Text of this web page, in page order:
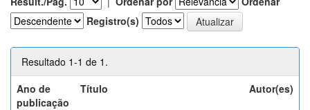
Registro(s)
Resultado 1-1 de 1.
Ano de
publicação
Título Autor(es)